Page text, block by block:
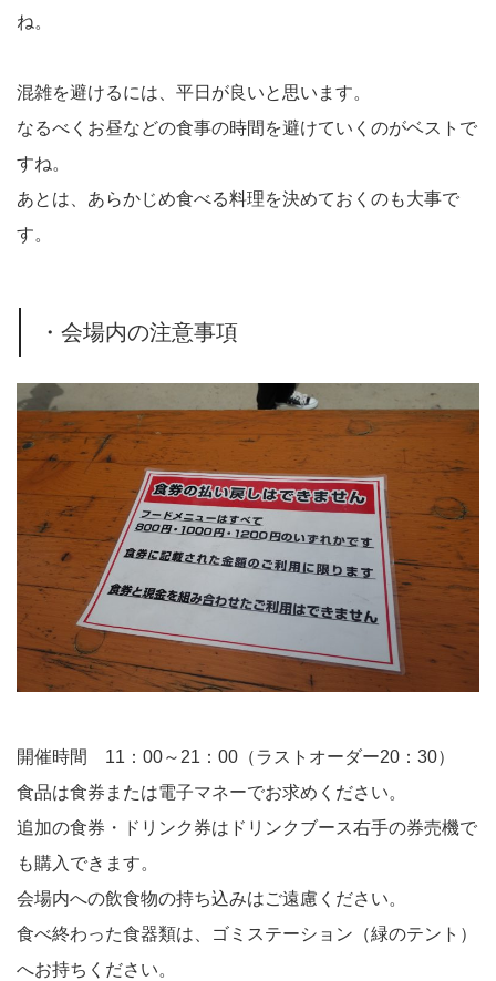
ね。
混雑を避けるには、平日が良いと思います。
なるべくお昼などの食事の時間を避けていくのがベストで
すね。
あとは、あらかじめ食べる料理を決めておくのも大事で
す。
・会場内の注意事項
開催時間 11：00～21：00（ラストオーダー20：30）
食品は食券または電子マネーでお求めください。
追加の食券・ドリンク券はドリンクブース右手の券売機で
も購入できます。
会場内への飲食物の持ち込みはご遠慮ください。
食べ終わった食器類は、ゴミステーション（緑のテント）
へお持ちください。